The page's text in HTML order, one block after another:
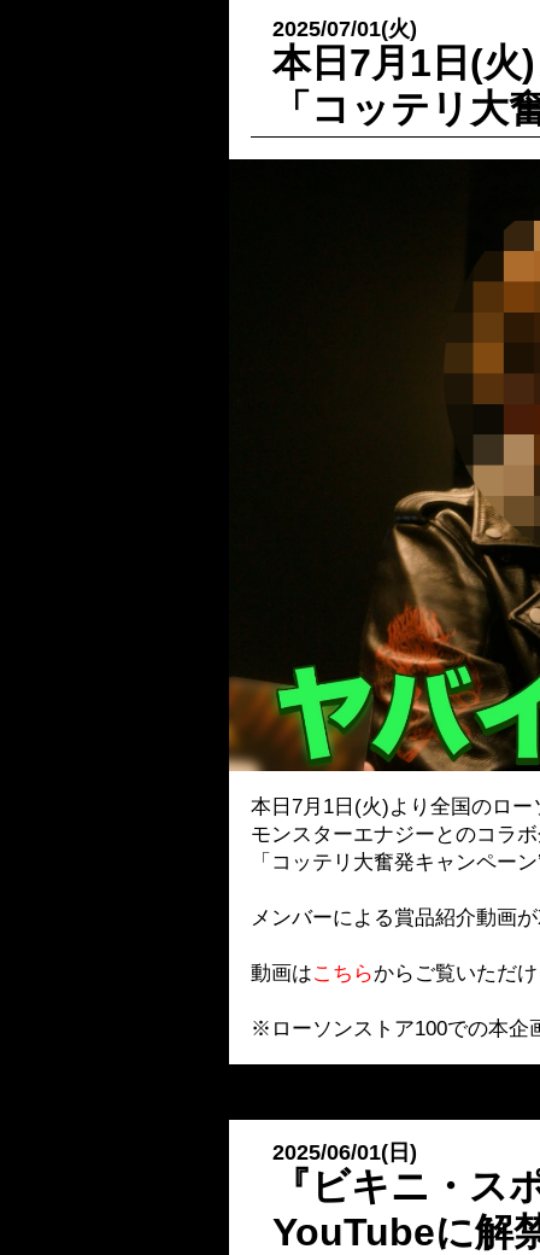
2025/07/01(火)
本日7月1日(火
「コッテリ大
本日7月1日(火)より全国のロー
モンスターエナジーとのコラ
「コッテリ大奮発キャンペー
メンバーによる賞品紹介動画
動画はこちらからご覧いただ
※ローソンストア100での本企
2025/06/01(日)
『ビキニ・
YouTubeに解